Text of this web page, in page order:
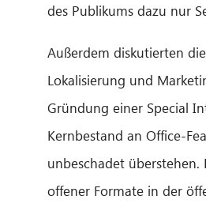
des Publikums dazu nur
Außerdem diskutierten
Lokalisierung und
Gründung einer Special
Kernbestand an Office-
unbeschadet
offener Formate in der